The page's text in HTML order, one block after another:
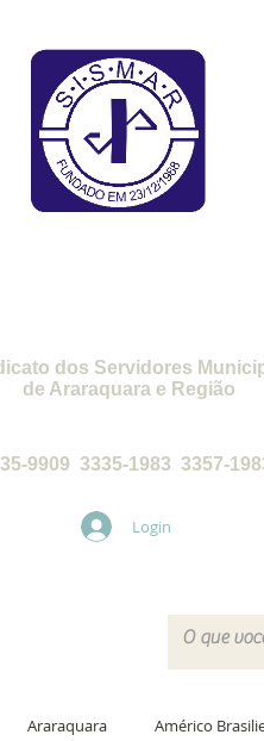
dos Servidores
de Araraquara e Região
9909 3335-1983 3357-
Login
Araraquara Américo